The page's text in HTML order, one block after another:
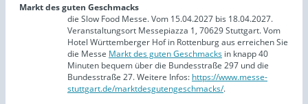
Markt des guten Geschmacks
die Slow Food Messe. Vom 15.04.2027 bis 18.04.2027.
Veranstaltungsort Messepiazza 1, 70629 Stuttgart. Vom
Hotel Württemberger Hof in Rottenburg aus erreichen Sie
die Messe Markt des guten Geschmacks in knapp 40
Minuten bequem über die Bundesstraße 297 und die
Bundesstraße 27. Weitere Infos: https://www.messe-
stuttgart.de/marktdesgutengeschmacks/.